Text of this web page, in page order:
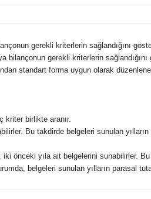
gerekli kriterlerin sağlandığını
gerekli kriterlerin
standart forma uygun olarak
kriter birlikte aranır.
Bu takdirde belgeleri sunulan yılların
önceki yıla ait belgelerini sunabilirler.
belgeleri sunulan yılların parasal